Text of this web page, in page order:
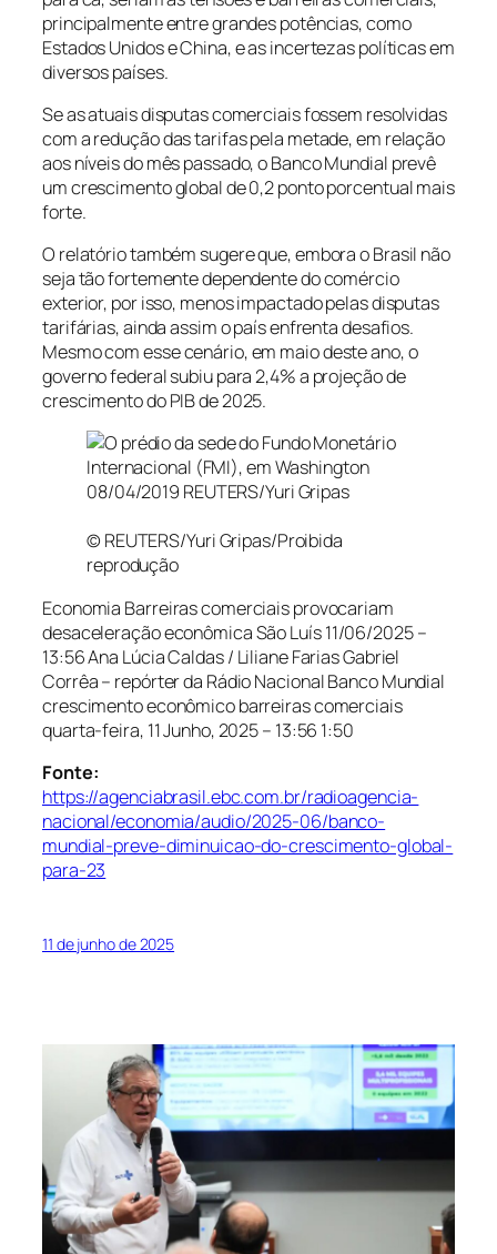
principalmente entre grandes potências, como
Estados Unidos e China, e as incertezas políticas em
diversos países.
Se as atuais disputas comerciais fossem resolvidas
com a redução das tarifas pela metade, em relação
aos níveis do mês passado, o Banco Mundial prevê
um crescimento global de 0,2 ponto porcentual mais
forte.
O relatório também sugere que, embora o Brasil não
seja tão fortemente dependente do comércio
exterior, por isso, menos impactado pelas disputas
tarifárias, ainda assim o país enfrenta desafios.
Mesmo com esse cenário, em maio deste ano, o
governo federal subiu para 2,4% a projeção de
crescimento do PIB de 2025.
© REUTERS/Yuri Gripas/Proibida
reprodução
Economia Barreiras comerciais provocariam
desaceleração econômica São Luís11/06/2025 –
13:56Ana Lúcia Caldas / Liliane Farias Gabriel
Corrêa – repórter da Rádio Nacional Banco Mundial
crescimento econômico barreiras comerciais
quarta-feira, 11 Junho, 2025 – 13:56 1:50
Fonte:
https://agenciabrasil.ebc.com.br/radioagencia-
nacional/economia/audio/2025-06/banco-
mundial-preve-diminuicao-do-crescimento-global-
para-23
11 de junho de 2025